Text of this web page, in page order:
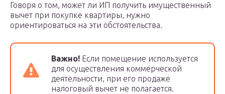
Говоря о том, может ли ИП получить имущественный
вычет при покупке квартиры, нужно
ориентироваться на эти обстоятельства.
Важно! Если помещение используется
для осуществления коммерческой
деятельности, при его продаже
налоговый вычет не полагается.